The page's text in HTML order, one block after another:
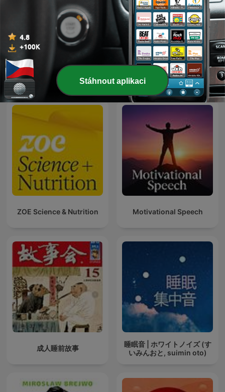
Nutri podcast Markéty
Gajdošové
MUDrování s...
Mezinárodní podcasty Zdraví a fitness
ZOE Science & Nutrition Motivational Speech
成人睡前故事
睡眠音 | ホワイトノイズ (す
いみんおと, suimin oto)
Stáhnout aplikaci